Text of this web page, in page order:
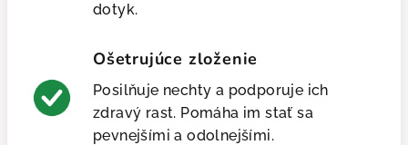
dotyk.
Ošetrujúce zloženie
Posilňuje nechty a podporuje ich
zdravý rast. Pomáha im stať sa
pevnejšími a odolnejšími.